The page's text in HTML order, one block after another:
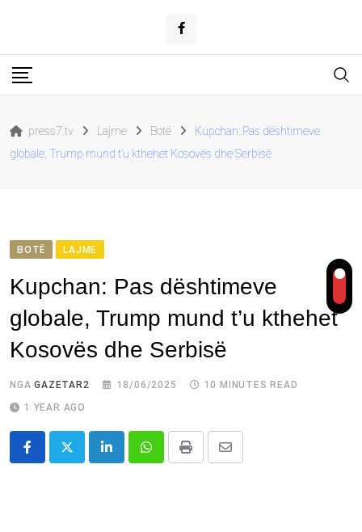
content
press7.tv Lajme Botë
Kupchan: Pas dështimeve
globale, Trump mund t’u kthehet Kosovës dhe Serbisë
BOTË LAJME
Kupchan: Pas dështimeve
globale, Trump mund t’u kthehet
Kosovës dhe Serbisë
NGAGAZETAR2 18/06/2025
10 MINUTES READ
1 YEAR AGO
LinkedInWhatsappPrint
Share